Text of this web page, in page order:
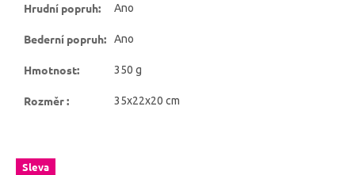
Hrudní popruh: Ano
Bederní popruh: Ano
Hmotnost: 350 g
Rozměr: 35x22x20 cm
Sleva